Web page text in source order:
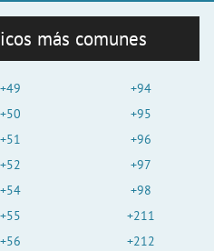
más comunes
+49
+50
+51
+52
+54
+55
+56
+94
+95
+96
+97
+98
+211
+212